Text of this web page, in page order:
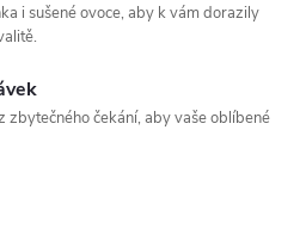
i sušené ovoce, aby k vám dorazily
čekání, aby vaše oblíbené